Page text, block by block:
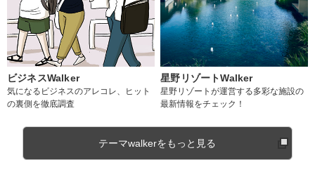
ビジネスWalker
気になるビジネスのアレコレ、ヒット
の裏側を徹底調査
星野リゾートWalker
星野リゾートが運営する多彩な施設の
最新情報をチェック！
テーマwalkerをもっと見る